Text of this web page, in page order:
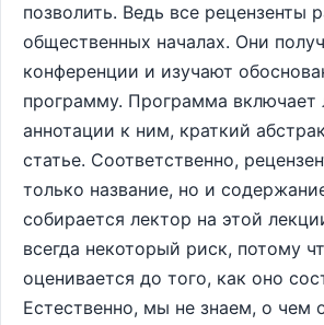
позволить. Ведь все рецензенты
общественных началах. Они
конференции и изучают
программу. Программа включает
аннотации к ним, краткий
статье. Соответственно,
только название, но и
собирается лектор на этой
всегда некоторый риск, потому
оценивается до того, как оно
Естественно, мы не знаем, о чем